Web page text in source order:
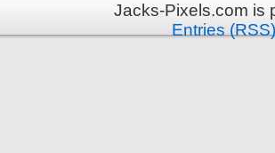
Jacks-Pixels.com is
Entries (RSS)